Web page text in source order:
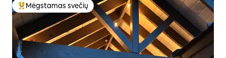
Svečių mėgstamiausias
Mėgstamas svečių